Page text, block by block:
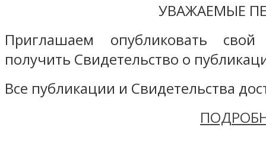
УВАЖАЕМЫЕ
Приглашаем опубликовать
получить Свидетельство о
Все публикации и Свидетельства